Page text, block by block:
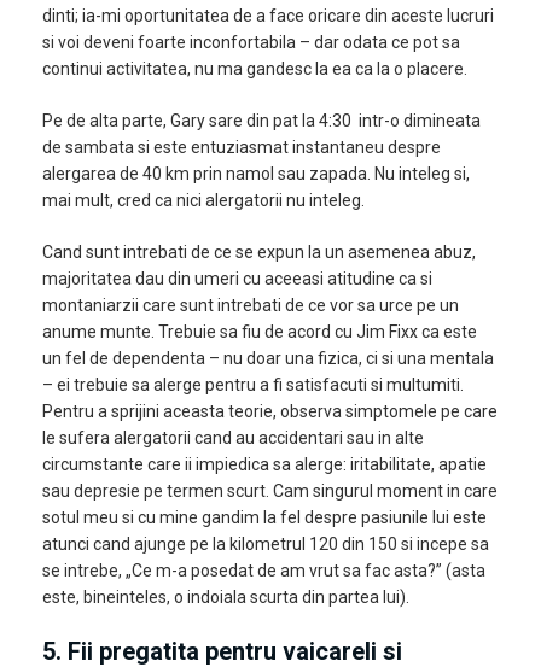
dinti; ia-mi oportunitatea de a face oricare din aceste lucruri
si voi deveni foarte inconfortabila – dar odata ce pot sa
continui activitatea, nu ma gandesc la ea ca la o placere.
Pe de alta parte, Gary sare din pat la 4:30 intr-o dimineata
de sambata si este entuziasmat instantaneu despre
alergarea de 40 km prin namol sau zapada. Nu inteleg si,
mai mult, cred ca nici alergatorii nu inteleg.
Cand sunt intrebati de ce se expun la un asemenea abuz,
majoritatea dau din umeri cu aceeasi atitudine ca si
montaniarzii care sunt intrebati de ce vor sa urce pe un
anume munte. Trebuie sa fiu de acord cu Jim Fixx ca este
un fel de dependenta – nu doar una fizica, ci si una mentala
– ei trebuie sa alerge pentru a fi satisfacuti si multumiti.
Pentru a sprijini aceasta teorie, observa simptomele pe care
le sufera alergatorii cand au accidentari sau in alte
circumstante care ii impiedica sa alerge: iritabilitate, apatie
sau depresie pe termen scurt. Cam singurul moment in care
sotul meu si cu mine gandim la fel despre pasiunile lui este
atunci cand ajunge pe la kilometrul 120 din 150 si incepe sa
se intrebe, „Ce m-a posedat de am vrut sa fac asta?” (asta
este, bineinteles, o indoiala scurta din partea lui).
5. Fii pregatita pentru vaicareli si